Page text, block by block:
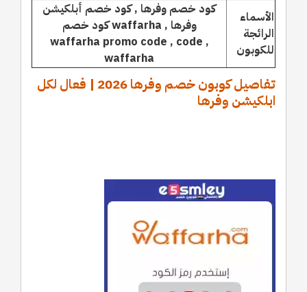
تفاصيل كوبون خصم وفرها 2026 | فعال لكل
ابلكيشن وفرها
الأسماء
الرائجة
للكوبون
كود خصم وفرها , كود خصم أبلكيشن
وفرها , waffarha كود خصم
, waffarha promo code , code
waffarha